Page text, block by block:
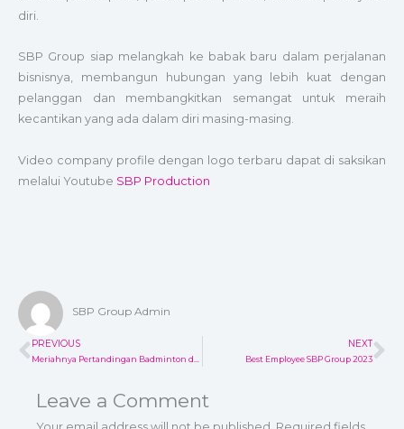
diri.
SBP Group siap melangkah ke babak baru dalam perjalanan
bisnisnya, membangun hubungan yang lebih kuat dengan
pelanggan dan membangkitkan semangat untuk meraih
kecantikan yang ada dalam diri masing-masing.
Video company profile dengan logo terbaru dapat di saksikan
melalui Youtube SBP Production
SBP Group Admin
Prev
PREVIOUS
Meriahnya Pertandingan Badminton dalam Rangka Perayaan HUT ke-42 SBP Group
NEXT
Best Employee SBP Group 2023
Leave a Comment